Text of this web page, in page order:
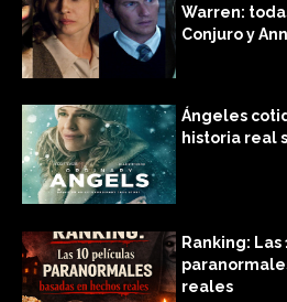
Warren:
Conjuro y
Ángeles
historia real
Ranking:
reales